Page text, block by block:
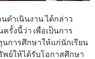
าเนินงาน ได้กล่าว
รั้งนี้ว่า เพื่อเป็นการ
การศึกษาให้แก่นักเรียน
ย์ให้ได้รับโอกาสศึกษา